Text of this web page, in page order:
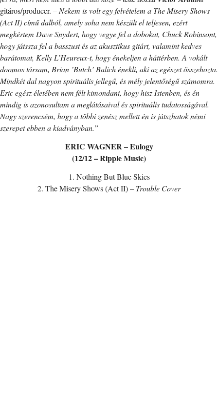
gitáros/producer. – Nekem is volt egy felvételem a The Misery Shows
(Act II) című dalból, amely soha nem készült el teljesen, ezért
megkértem Dave Snydert, hogy vegye fel a dobokat, Chuck Robinsont,
hogy játssza fel a basszust és az akusztikus gitárt, valamint kedves
barátomat, Kelly L’Heureux-t, hogy énekeljen a háttérben. A vokált
doomos társam, Brian ’Butch’ Balich énekli, aki az egészet összehozta.
Mindkét dal nagyon spirituális jellegű, és mély jelentőségű számomra.
Eric egész életében nem félt kimondani, hogy hisz Istenben, és én
mindig is azonosultam a meglátásaival és spirituális tudatosságával.
Nagy szerencsém, hogy a többi zenész mellett én is játszhatok némi
szerepet ebben a kiadványban.”
ERIC WAGNER – Eulogy
(12/12 – Ripple Music)
1. Nothing But Blue Skies
2. The Misery Shows (Act II) – Trouble Cover